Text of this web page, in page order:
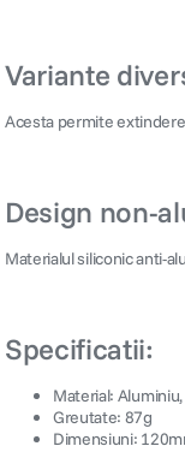
Variante
Acesta permite
Design non-
Materialul siliconic anti-
Specificatii:
Material: Aluminiu,
Greutate: 87g
Dimensiuni: